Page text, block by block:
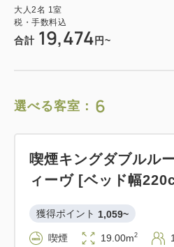
大人2名 1室
税・手数料込
合計 19,474 円~
選べる客室： 6
喫煙キングダブルル
ィーヴ [ベッド幅
獲得ポイント 1,059~
喫煙 19.00m2